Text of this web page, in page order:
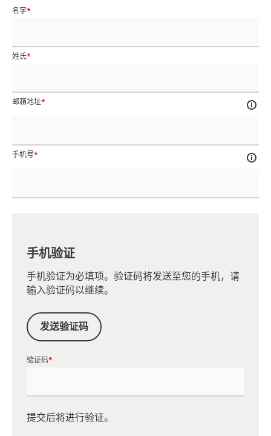
名字
姓氏
邮箱地址
手机号
手机验证
手机验证为必填项。验证码将发送至您的手机，请
输入验证码以继续。
验证码
提交后将进行验证。
发送验证码